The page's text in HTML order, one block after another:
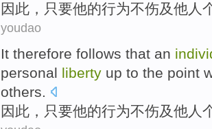
因此 ， 只要他的行为不伤及他人
youdao
It therefore follows that an
personal liberty up to the point
others.
因此 ， 只要他的行为不伤及他人